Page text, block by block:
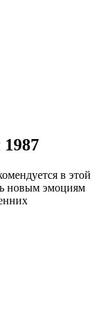
1987
в этой
новым эмоциям